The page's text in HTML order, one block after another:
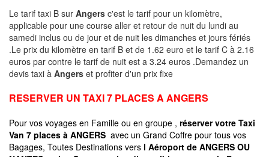
Le tarif taxi B sur Angers c'est le tarif pour un kilomètre,
applicable pour une course aller et retour de nuit du lundi au
samedi inclus ou de jour et de nuit les dimanches et jours fériés
.Le prix du kilomètre en tarif B et de 1.62 euro et le tarif C à 2.16
euros par contre le tarif de nuit est a 3.24 euros .Demandez un
devis taxi à Angers et profiter d'un prix fixe
RESERVER UN TAXI 7 PLACES A ANGERS
Pour vos voyages en Famille ou en groupe , réserver votre Taxi
Van 7 places à ANGERS avec un Grand Coffre pour tous vos
Bagages, Toutes Destinations vers l Aéroport de ANGERS OU